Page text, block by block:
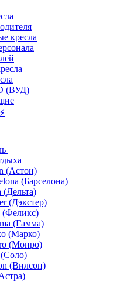
кресла
(ВУД)
(Астон)
(Барселона)
(Дэкстер)
(Гамма)
(Марко)
(Монро)
(Вилсон)